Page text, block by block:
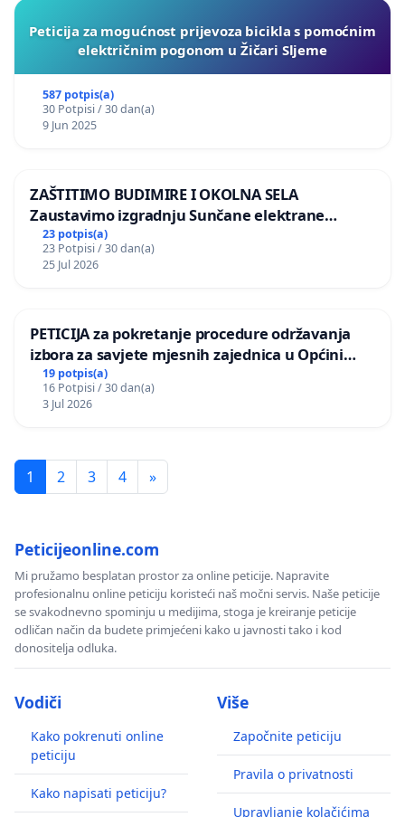
Peticija za mogućnost prijevoza bicikla s pomoćnim
električnim pogonom u Žičari Sljeme
587 potpis(a)
30 Potpisi / 30 dan(a)
9 Jun 2025
ZAŠTITIMO BUDIMIRE I OKOLNA SELA
Zaustavimo izgradnju Sunčane elektrane
Vedrine na području Ugljana
23 potpis(a)
23 Potpisi / 30 dan(a)
25 Jul 2026
PETICIJA za pokretanje procedure održavanja
izbora za savjete mjesnih zajednica u Općini
Bugojno
19 potpis(a)
16 Potpisi / 30 dan(a)
3 Jul 2026
1 2 3 4 »
Peticijeonline.com
Mi pružamo besplatan prostor za online peticije. Napravite
profesionalnu online peticiju koristeći naš močni servis. Naše peticije
se svakodnevno spominju u medijima, stoga je kreiranje peticije
odličan način da budete primjećeni kako u javnosti tako i kod
donositelja odluka.
Vodiči
Kako pokrenuti online
peticiju
Kako napisati peticiju?
Više
Započnite peticiju
Pravila o privatnosti
Upravljanje kolačićima